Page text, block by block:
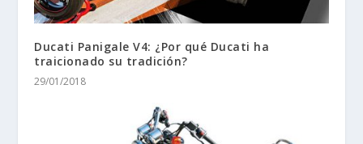
Ducati Panigale V4: ¿Por qué Ducati ha
traicionado su tradición?
29/01/2018